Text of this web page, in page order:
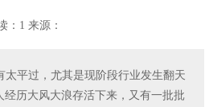
：1 来源：
太平过，尤其是现阶段行业发生翻天
经历大风大浪存活下来，又有一批批